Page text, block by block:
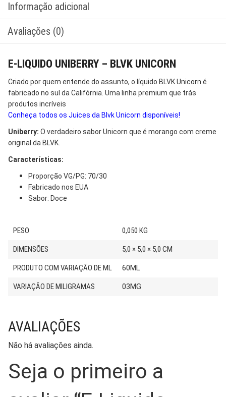
Informação adicional
Avaliações (0)
E-LIQUIDO UNIBERRY – BLVK UNICORN
Criado por quem entende do assunto, o líquido BLVK Unicorn é
fabricado no sul da Califórnia. Uma linha premium que trás
produtos incríveis
Conheça todos os Juices da Blvk Unicorn disponíveis!
Uniberry: O verdadeiro sabor Unicorn que é morango com creme
original da BLVK.
Características:
Proporção VG/PG: 70/30
Fabricado nos EUA
Sabor: Doce
PESO 0,050 KG
DIMENSÕES 5,0 × 5,0 × 5,0 CM
PRODUTO COM VARIAÇÃO DE ML 60ML
VARIAÇÃO DE MILIGRAMAS 03MG
AVALIAÇÕES
Não há avaliações ainda.
Seja o primeiro a